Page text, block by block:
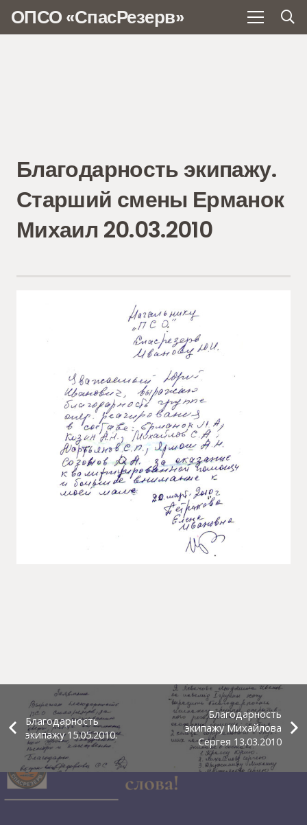
ОПСО «СпасРезерв»
Благодарность экипажу.
Старший смены Ерманок
Михаил 20.03.2010
Благодарность
экипажу 15.05.2010.
Благодарность
экипажу Михайлова
Сергея 13.03.2010